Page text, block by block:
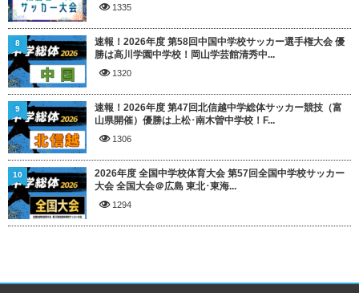
1335
速報！2026年度 第58回中国中学校サッカー選手権大会 優
勝は高川学園中学校！岡山学芸館清秀中...
1320
8
速報！2026年度 第47回北信越中学総体サッカー競技（富
山県開催）優勝は上松･南木曽中学校！F...
1306
9
2026年度 全国中学校体育大会 第57回全国中学校サッカー
大会 全国大会＠広島 東北･東海...
1294
10